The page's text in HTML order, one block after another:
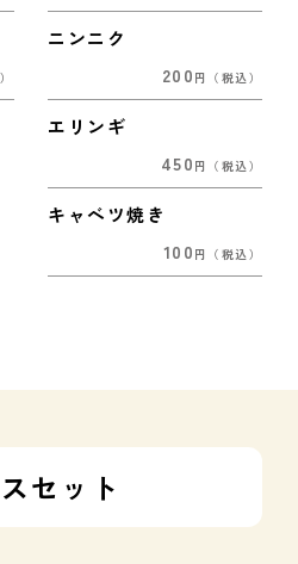
ニンニク
200 円 （税込）
エリンギ
450 円 （税込）
キャベツ焼き
100 円 （税込）
セット